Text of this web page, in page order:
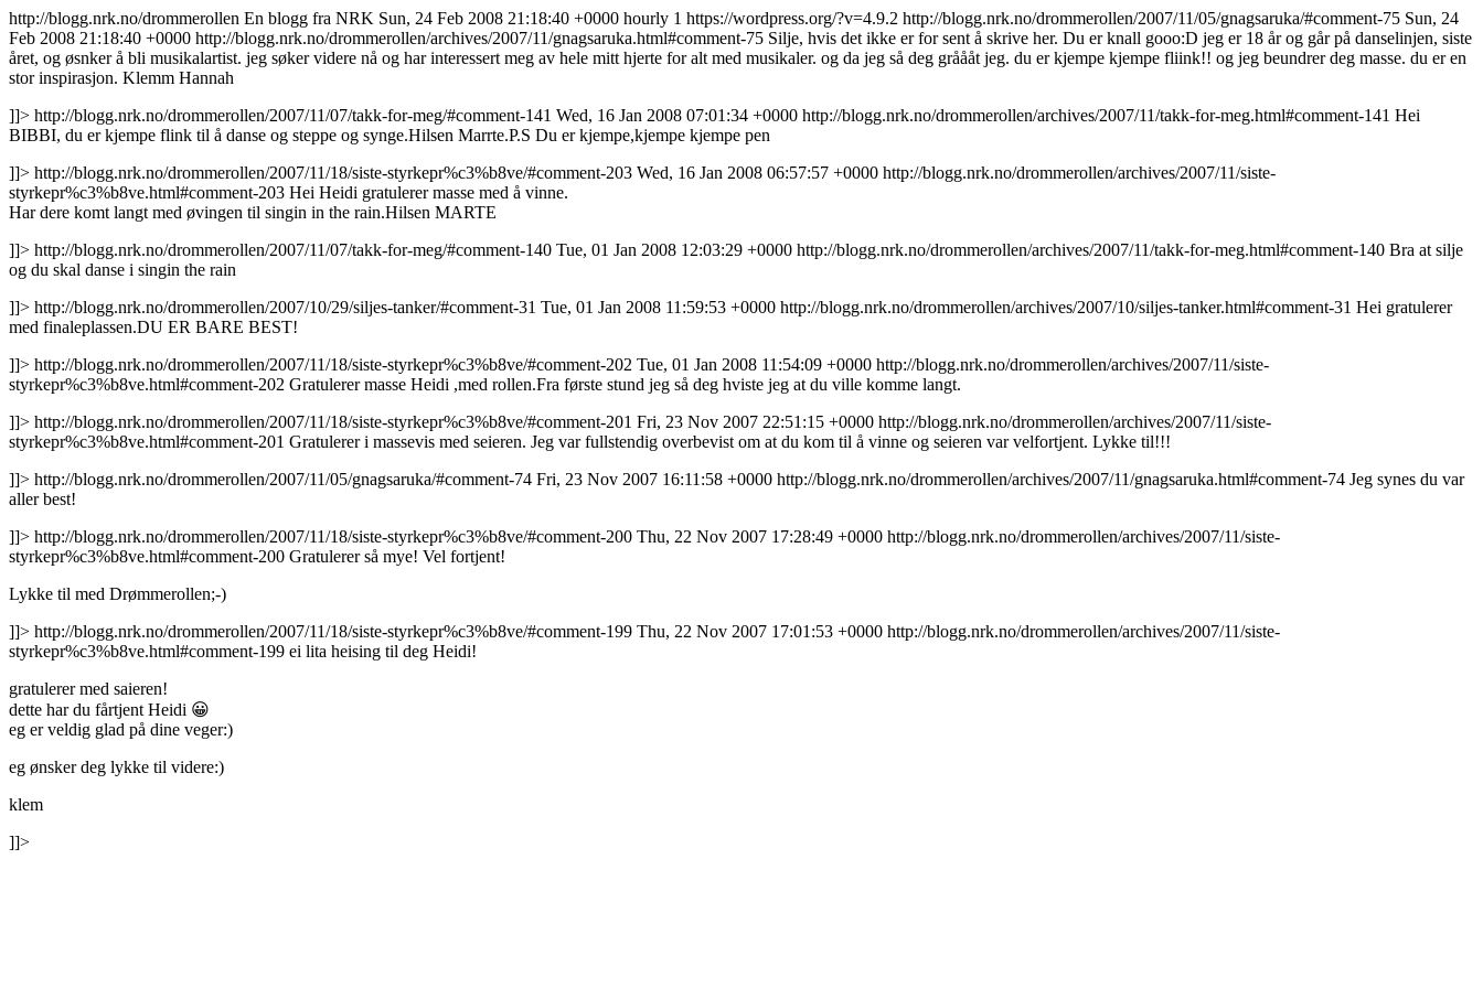
http://blogg.nrk.no/drommerollen En blogg fra NRK Sun, 24 Feb 2008 21:18:40 +0000 hourly 1 https://wordpress.org/?v=4.9.2 http://blogg.nrk.no/drommerollen/2007/11/05/gnagsaruka/#comment-75 Sun, 24
Feb 2008 21:18:40 +0000 http://blogg.nrk.no/drommerollen/archives/2007/11/gnagsaruka.html#comment-75 Silje, hvis det ikke er for sent å skrive her. Du er knall gooo:D jeg er 18 år og går på danselinjen, siste
året, og øsnker å bli musikalartist. jeg søker videre nå og har interessert meg av hele mitt hjerte for alt med musikaler. og da jeg så deg gråååt jeg. du er kjempe kjempe fliink!! og jeg beundrer deg masse. du er en
stor inspirasjon. Klemm Hannah
]]> http://blogg.nrk.no/drommerollen/2007/11/07/takk-for-meg/#comment-141 Wed, 16 Jan 2008 07:01:34 +0000 http://blogg.nrk.no/drommerollen/archives/2007/11/takk-for-meg.html#comment-141 Hei
BIBBI, du er kjempe flink til å danse og steppe og synge.Hilsen Marrte.P.S Du er kjempe,kjempe kjempe pen
]]> http://blogg.nrk.no/drommerollen/2007/11/18/siste-styrkepr%c3%b8ve/#comment-203 Wed, 16 Jan 2008 06:57:57 +0000 http://blogg.nrk.no/drommerollen/archives/2007/11/siste-
styrkepr%c3%b8ve.html#comment-203 Hei Heidi gratulerer masse med å vinne.
Har dere komt langt med øvingen til singin in the rain.Hilsen MARTE
]]> http://blogg.nrk.no/drommerollen/2007/11/07/takk-for-meg/#comment-140 Tue, 01 Jan 2008 12:03:29 +0000 http://blogg.nrk.no/drommerollen/archives/2007/11/takk-for-meg.html#comment-140 Bra at silje
og du skal danse i singin the rain
]]> http://blogg.nrk.no/drommerollen/2007/10/29/siljes-tanker/#comment-31 Tue, 01 Jan 2008 11:59:53 +0000 http://blogg.nrk.no/drommerollen/archives/2007/10/siljes-tanker.html#comment-31 Hei gratulerer
med finaleplassen.DU ER BARE BEST!
]]> http://blogg.nrk.no/drommerollen/2007/11/18/siste-styrkepr%c3%b8ve/#comment-202 Tue, 01 Jan 2008 11:54:09 +0000 http://blogg.nrk.no/drommerollen/archives/2007/11/siste-
styrkepr%c3%b8ve.html#comment-202 Gratulerer masse Heidi ,med rollen.Fra første stund jeg så deg hviste jeg at du ville komme langt.
]]> http://blogg.nrk.no/drommerollen/2007/11/18/siste-styrkepr%c3%b8ve/#comment-201 Fri, 23 Nov 2007 22:51:15 +0000 http://blogg.nrk.no/drommerollen/archives/2007/11/siste-
styrkepr%c3%b8ve.html#comment-201 Gratulerer i massevis med seieren. Jeg var fullstendig overbevist om at du kom til å vinne og seieren var velfortjent. Lykke til!!!
]]> http://blogg.nrk.no/drommerollen/2007/11/05/gnagsaruka/#comment-74 Fri, 23 Nov 2007 16:11:58 +0000 http://blogg.nrk.no/drommerollen/archives/2007/11/gnagsaruka.html#comment-74 Jeg synes du var
aller best!
]]> http://blogg.nrk.no/drommerollen/2007/11/18/siste-styrkepr%c3%b8ve/#comment-200 Thu, 22 Nov 2007 17:28:49 +0000 http://blogg.nrk.no/drommerollen/archives/2007/11/siste-
styrkepr%c3%b8ve.html#comment-200 Gratulerer så mye! Vel fortjent!
Lykke til med Drømmerollen;-)
]]> http://blogg.nrk.no/drommerollen/2007/11/18/siste-styrkepr%c3%b8ve/#comment-199 Thu, 22 Nov 2007 17:01:53 +0000 http://blogg.nrk.no/drommerollen/archives/2007/11/siste-
styrkepr%c3%b8ve.html#comment-199 ei lita heising til deg Heidi!
gratulerer med saieren!
dette har du fårtjent Heidi 😀
eg er veldig glad på dine veger:)
eg ønsker deg lykke til videre:)
klem
]]>